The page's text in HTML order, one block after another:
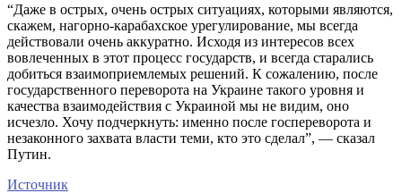
“Даже в острых, очень острых ситуациях, которыми являются,
скажем, нагорно-карабахское урегулирование, мы всегда
действовали очень аккуратно. Исходя из интересов всех
вовлеченных в этот процесс государств, и всегда старались
добиться взаимоприемлемых решений. К сожалению, после
государственного переворота на Украине такого уровня и
качества взаимодействия с Украиной мы не видим, оно
исчезло. Хочу подчеркнуть: именно после госпереворота и
незаконного захвата власти теми, кто это сделал”, — сказал
Путин.
Источник